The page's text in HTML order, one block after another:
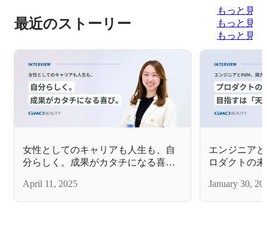
最近のストーリー
もっと見る
もっと見る
もっと見る
女性としてのキャリアも人生も、自
分らしく。成果がカタチになる喜
April 11, 2025
エンジニア
ロダクトの
January 30,